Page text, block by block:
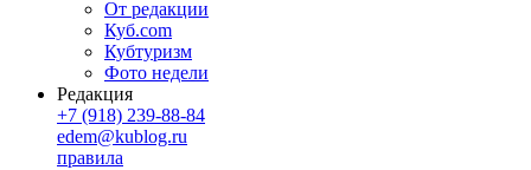
От редакции
Куб.com
Кубтуризм
Фото недели
Редакция
+7 (918) 239-88-84
edem@kublog.ru
правила